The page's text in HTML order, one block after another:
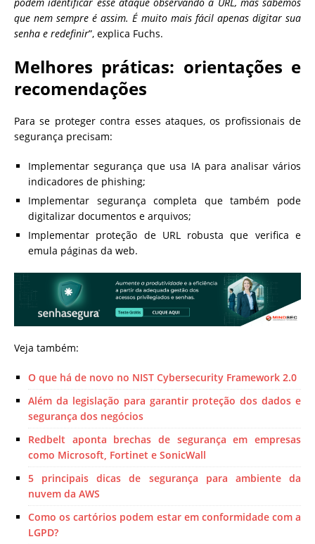
podem identificar esse ataque observando a URL, mas sabemos
que nem sempre é assim. É muito mais fácil apenas digitar sua
senha e redefinir”, explica Fuchs.
Melhores práticas: orientações e
recomendações
Para se proteger contra esses ataques, os profissionais de
segurança precisam:
Implementar segurança que usa IA para analisar vários
indicadores de phishing;
Implementar segurança completa que também pode
digitalizar documentos e arquivos;
Implementar proteção de URL robusta que verifica e
emula páginas da web.
Veja também:
O que há de novo no NIST Cybersecurity Framework 2.0
Além da legislação para garantir proteção dos dados e
segurança dos negócios
Redbelt aponta brechas de segurança em empresas
como Microsoft, Fortinet e SonicWall
5 principais dicas de segurança para ambiente da
nuvem da AWS
Como os cartórios podem estar em conformidade com a
LGPD?